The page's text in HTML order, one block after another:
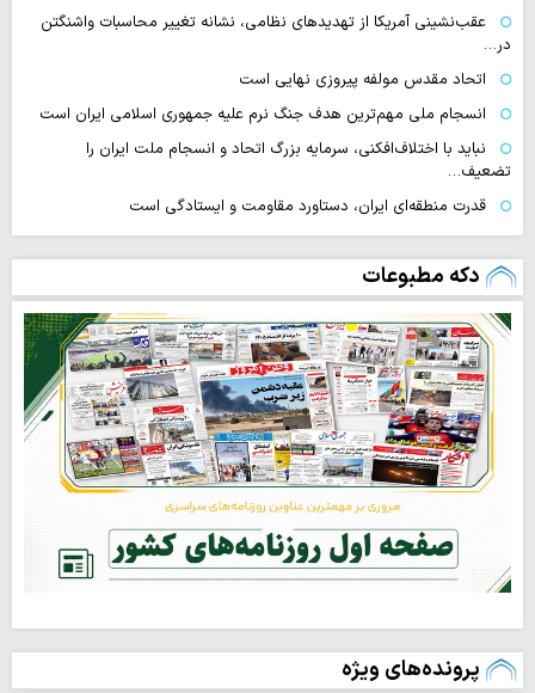
عقب‌نشینی آمریکا از تهدیدهای نظامی، نشانه تغییر محاسبات واشنگتن
در…
اتحاد مقدس مولفه پیروزی نهایی است
انسجام ملی مهم‌ترین هدف جنگ نرم علیه جمهوری اسلامی ایران است
نباید با اختلاف‌افکنی، سرمایه بزرگ اتحاد و انسجام ملت ایران را
تضعیف…
قدرت منطقه‌ای ایران، دستاورد مقاومت و ایستادگی است
دکه مطبوعات
پرونده‌های ویژه